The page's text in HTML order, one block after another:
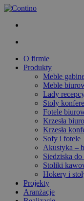
O firmie
Produkty
Meble
Meble
Lady
Stoły
Fotele
Krzesła
Krzesła
Sofy i fotele
Akustyka –
Siedziska
Stoliki
Hokery i
Projekty
Aranżacje